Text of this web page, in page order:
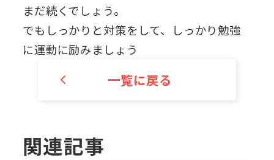
まだ続くでしょう。
でもしっかりと対策をして、しっかり勉強
に運動に励みましょう
一覧に戻る
関連記事